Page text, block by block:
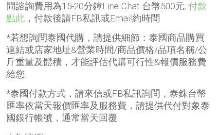
問諮詢費用為15-20分鐘Line Chat 台幣500元;付款
點此 ，付款後請FB私訊或Email約時間
*若想詢問泰國代購，請提供細節：泰國商品購買
連結或店家地址&營業時間/商品價格/品項名稱/公
斤重量及體積，才能評估代購可行性&報價服務費
給您
*泰國付款方式，請來信或FB私訊詢問，泰銖台幣
匯率依當天報價匯率及服務費，請提供代付對象泰
國銀行帳號，通常當天回覆